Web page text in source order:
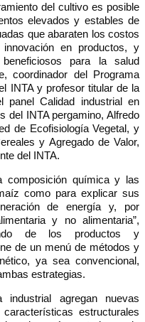
del cultivo es posible
elevados y estables de
que abaraten los costos
en productos, y
para la salud
coordinador del Programa
INTA y profesor titular de la
panel Calidad industrial en
del INTA pergamino, Alfredo
de Ecofisiología Vegetal, y
y Agregado de Valor,
del INTA.
composición química y las
como para explicar sus
de energía y, por
y no alimentaria”,
de los productos y
de un menú de métodos y
ya sea convencional,
estrategias.
agregan nuevas
estructurales